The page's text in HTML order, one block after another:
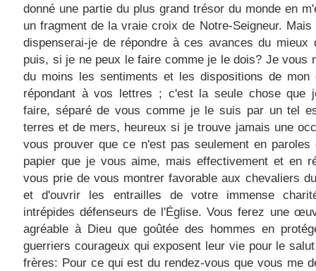
donné une partie du plus grand trésor du monde en
un fragment de la vraie croix de Notre-Seigneur. Mais
dispenserai-je de répondre à ces avances du mieux
puis, si je ne peux le faire comme je le dois? Je vous
du moins les sentiments et les dispositions de
répondant à vos lettres ; c'est la seule chose que
faire, séparé de vous comme je le suis par un tel
terres et de mers, heureux si je trouve jamais une
vous prouver que ce n'est pas seulement en
papier que je vous aime, mais effectivement et en
vous prie de vous montrer favorable aux chevaliers
et d'ouvrir les entrailles de votre immense
intrépides défenseurs de l'Église. Vous ferez une
agréable à Dieu que goûtée des hommes en
guerriers courageux qui exposent leur vie pour le
frères: Pour ce qui est du rendez-vous que vous me